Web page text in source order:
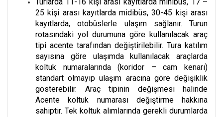
25 kişi arası kayıtlarda midibüs, 30-45 kişi arası
kayıtlarda, otobüslerle ulaşım sağlanır. Turun
rotasındaki yol durumuna göre kullanılacak araç
tipi acente tarafından değiştirilebilir. Tura katılım
sayısına göre ulaşımda kullanılacak araçlarda
koltuk numaralarında (koridor – cam kenarı)
standart olmayıp ulaşım aracına göre değişiklik
gösterebilir. Araç tipinin değişmesi halinde
Acente koltuk numarası değiştirme hakkına
sahiptir. Tek koltuk alımlarında gerekli durumlarda